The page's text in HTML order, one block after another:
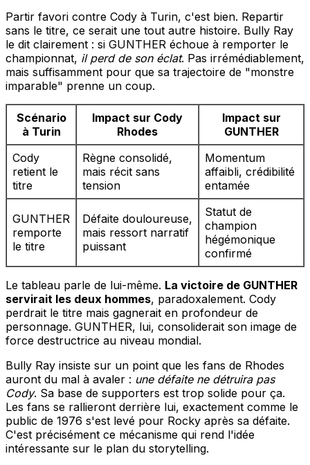
Partir favori contre Cody à Turin, c'est bien. Repartir
sans le titre, ce serait une tout autre histoire. Bully Ray
le dit clairement : si GUNTHER échoue à remporter le
championnat, il perd de son éclat. Pas irrémédiablement,
mais suffisamment pour que sa trajectoire de "monstre
imparable" prenne un coup.
Scénario
à Turin
Impact sur Cody
Rhodes
Impact sur
GUNTHER
Cody
retient le
titre
Règne consolidé,
mais récit sans
tension
Momentum
affaibli, crédibilité
entamée
GUNTHER
remporte
le titre
Défaite douloureuse,
mais ressort narratif
puissant
Statut de
champion
hégémonique
confirmé
Le tableau parle de lui-même. La victoire de GUNTHER
servirait les deux hommes, paradoxalement. Cody
perdrait le titre mais gagnerait en profondeur de
personnage. GUNTHER, lui, consoliderait son image de
force destructrice au niveau mondial.
Bully Ray insiste sur un point que les fans de Rhodes
auront du mal à avaler : une défaite ne détruira pas
Cody. Sa base de supporters est trop solide pour ça.
Les fans se rallieront derrière lui, exactement comme le
public de 1976 s'est levé pour Rocky après sa défaite.
C'est précisément ce mécanisme qui rend l'idée
intéressante sur le plan du storytelling.